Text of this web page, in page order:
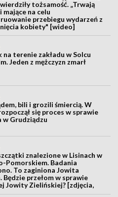
tożsamość. „Trwają
mające na celu
przebiegu wydarzeń z
kobiety" [wideo]
na terenie zakładu w Solcu
Jeden z mężczyzn zmarł
bili i grozili śmiercią. W
się proces w sprawie
w Grudziądzu
znalezione w Lisinach w
Pomorskiem. Badania
To zaginiona Jowita
Będzie przełom w sprawie
Jowity Zielińskiej? [zdjęcia,